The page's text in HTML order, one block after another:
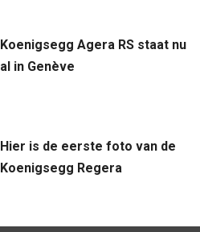
Koenigsegg Agera RS staat nu
al in Genève
Hier is de eerste foto van de
Koenigsegg Regera